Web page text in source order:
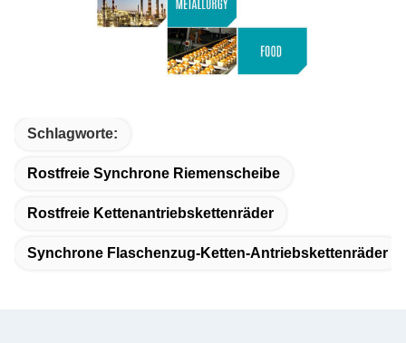
Schlagworte:
Rostfreie Synchrone Riemenscheibe
Rostfreie Kettenantriebskettenräder
Synchrone Flaschenzug-Ketten-Antriebskettenräder